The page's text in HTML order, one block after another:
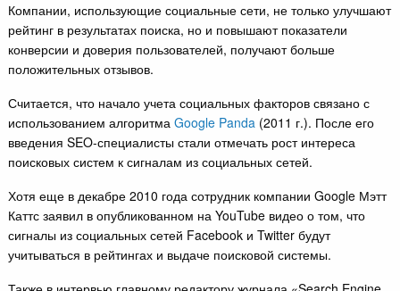
Компании, использующие социальные сети, не только улучшают
рейтинг в результатах поиска, но и повышают показатели
конверсии и доверия пользователей, получают больше
положительных отзывов.
Считается, что начало учета социальных факторов связано с
использованием алгоритма Google Panda(2011 г.). После его
введения SEO-специалисты стали отмечать рост интереса
поисковых систем к сигналам из социальных сетей.
Хотя еще в декабре 2010 года сотрудник компании Google Мэтт
Каттс заявил в опубликованном на YouTube видео о том, что
сигналы из социальных сетей Facebook и Twitter будут
учитываться в рейтингах и выдаче поисковой системы.